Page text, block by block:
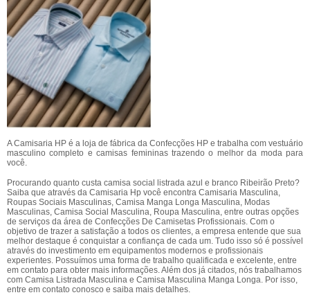
A Camisaria HP é a loja de fábrica da Confecções HP e trabalha com vestuário
masculino completo e camisas femininas trazendo o melhor da moda para
você.
Procurando quanto custa camisa social listrada azul e branco Ribeirão Preto?
Saiba que através da Camisaria Hp você encontra Camisaria Masculina,
Roupas Sociais Masculinas, Camisa Manga Longa Masculina, Modas
Masculinas, Camisa Social Masculina, Roupa Masculina, entre outras opções
de serviços da área de Confecções De Camisetas Profissionais. Com o
objetivo de trazer a satisfação a todos os clientes, a empresa entende que sua
melhor destaque é conquistar a confiança de cada um. Tudo isso só é possível
através do investimento em equipamentos modernos e profissionais
experientes. Possuímos uma forma de trabalho qualificada e excelente, entre
em contato para obter mais informações. Além dos já citados, nós trabalhamos
com Camisa Listrada Masculina e Camisa Masculina Manga Longa. Por isso,
entre em contato conosco e saiba mais detalhes.